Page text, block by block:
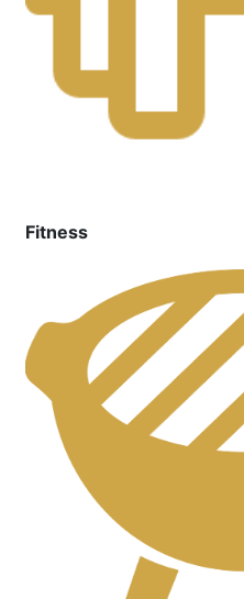
Fitness